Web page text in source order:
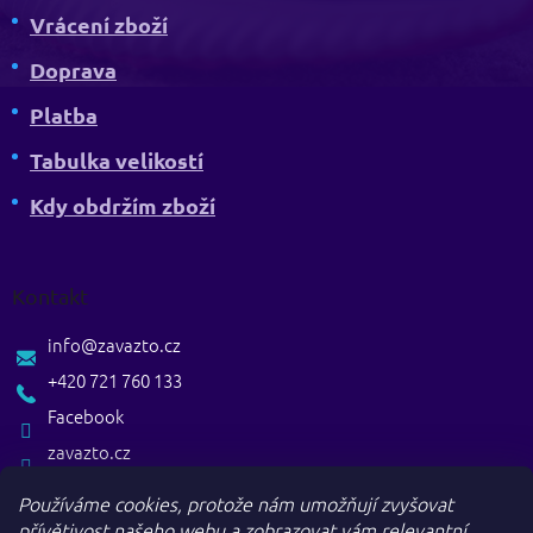
Používáme cookies, protože nám umožňují zvyšovat
Vrácení zboží
Doprava
Platba
Tabulka velikostí
Kdy obdržím zboží
Kontakt
zavazto.cz
info@zavazto.cz
+420 721 760 133
Facebook